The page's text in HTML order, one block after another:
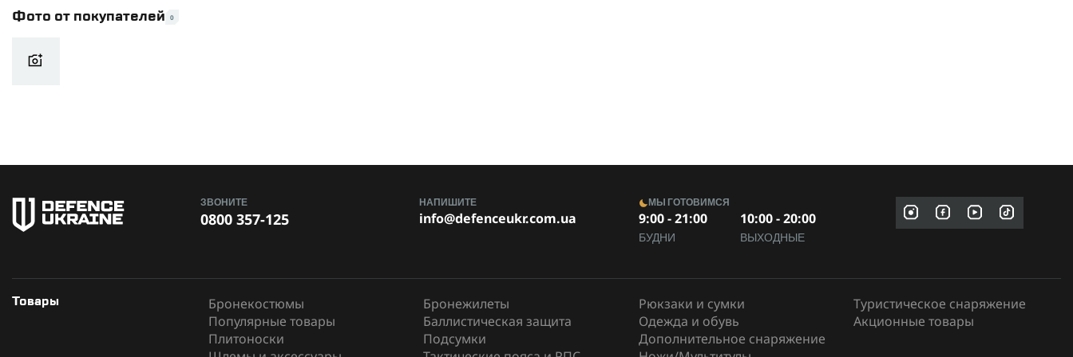
Фото от покупателей 0
ЗВОНИТЕ
0800 357-125
НАПИШИТЕ
info@defenceukr.com.ua
МЫ ГОТОВИМСЯ
9:00 - 21:00
БУДНИ
10:00 - 20:00
ВЫХОДНЫЕ
Товары
Бронекостюмы
Популярные товары
Плитоноски
Бронежилеты
Баллистическая защита
Подсумки
Рюкзаки и сумки
Одежда и обувь
Дополнительное снаряжение
Туристическое снаряжение
Акционные товары